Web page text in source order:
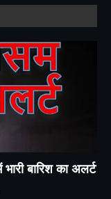
बारिश का अलर्ट